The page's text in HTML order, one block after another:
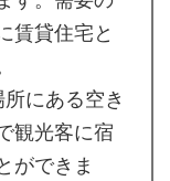
賃貸住宅と
にある空き
観光客に宿
ができま